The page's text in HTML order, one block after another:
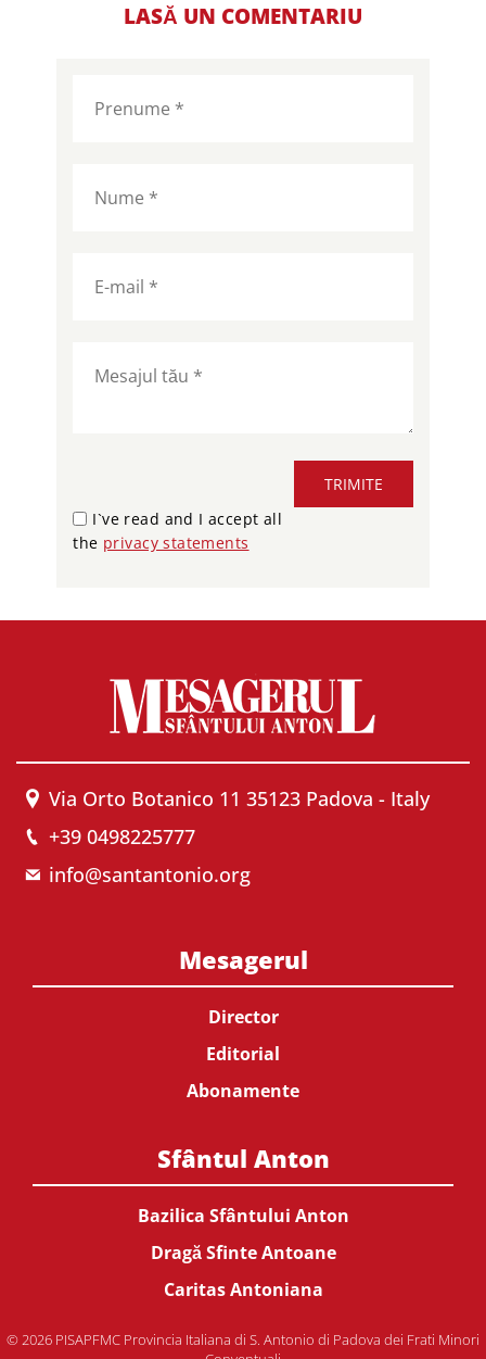
LASĂ UN COMENTARIU
TRIMITE
I`ve read and I accept all
the privacy statements
Via Orto Botanico 11 35123 Padova - Italy
+39 0498225777
info@santantonio.org
Mesagerul
Director
Editorial
Abonamente
Sfântul Anton
Bazilica Sfântului Anton
Dragă Sfinte Antoane
Caritas Antoniana
© 2026 PISAPFMC Provincia Italiana di S. Antonio di Padova dei Frati Minori